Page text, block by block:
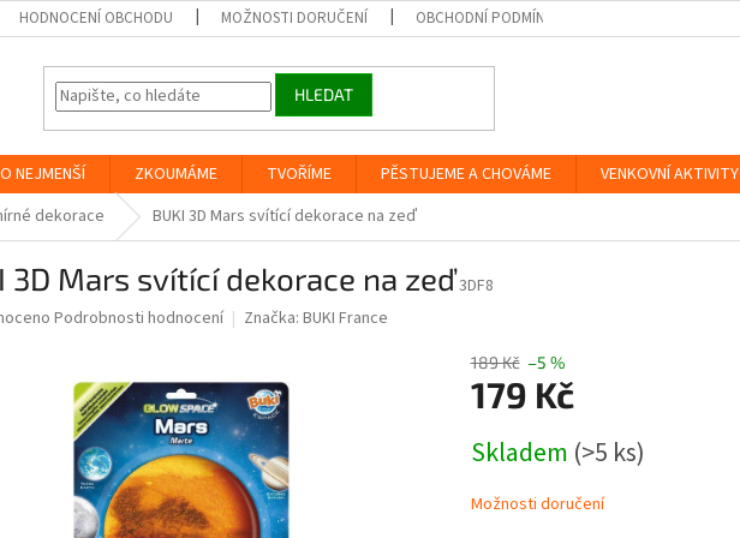
HODNOCENÍ OBCHODU MOŽNOSTI DORUČENÍ OBCHODNÍ PODMÍNKY
HLEDAT
NEJMENŠÍ ZKOUMÁME TVOŘÍME PĚSTUJEME A CHOVÁME VENKOVNÍ AKTIVITY
dekorace BUKI 3D Mars svítící dekorace na zeď
3D Mars svítící dekorace na zeď3DF8
Podrobnosti hodnocení Značka: BUKI France
189 Kč –5 %
179 Kč
cena:
Skladem (>5 ks)
Možnosti doručení